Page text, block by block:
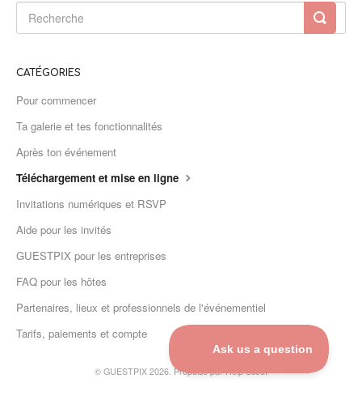
CATÉGORIES
Pour commencer
Ta galerie et tes fonctionnalités
Après ton événement
Téléchargement et mise en ligne
Invitations numériques et RSVP
Aide pour les invités
GUESTPIX pour les entreprises
FAQ pour les hôtes
Partenaires, lieux et professionnels de l'événementiel
Tarifs, paiements et compte
© GUESTPIX 2026. Propulsé parHelp Scout